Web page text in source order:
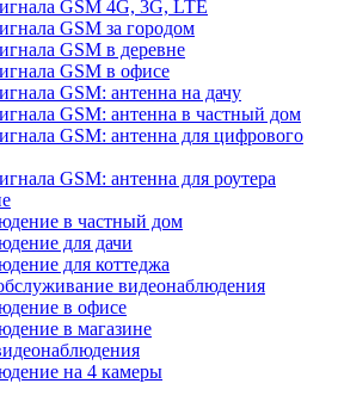
GSM 4G, 3G, LTE
GSM за городом
GSM в деревне
GSM в офисе
GSM: антенна на дачу
GSM: антенна в частный дом
GSM: антенна для цифрового
GSM: антенна для роутера
в частный дом
для дачи
для коттеджа
видеонаблюдения
в офисе
в магазине
на 4 камеры